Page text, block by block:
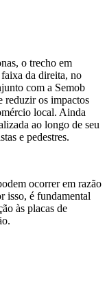
o trecho em
da direita, no
com a Semob
reduzir os impactos
local. Ainda
ao longo de seu
e pedestres.
ocorrer em razão
isso, é fundamental
às placas de